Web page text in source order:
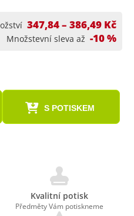
347,84 – 386,49 Kč
Množstevní sleva až -10 %
S POTISKEM
Kvalitní potisk
Předměty Vám potiskneme